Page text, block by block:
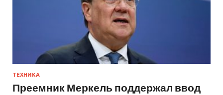
ТЕХНИКА
Преемник Меркель поддержал ввод